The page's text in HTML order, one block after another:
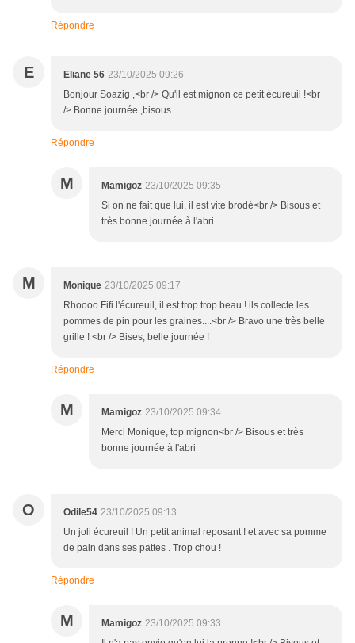
Répondre
E Eliane 56 23/10/2025 09:26
Bonjour Soazig ,<br /> Qu'il est mignon ce petit écureuil !<br
/> Bonne journée ,bisous
Répondre
M Mamigoz 23/10/2025 09:35
Si on ne fait que lui, il est vite brodé<br /> Bisous et
très bonne journée à l'abri
M Monique 23/10/2025 09:17
Rhoooo Fifi l'écureuil, il est trop trop beau ! ils collecte les
pommes de pin pour les graines....<br /> Bravo une très belle
grille ! <br /> Bises, belle journée !
Répondre
M Mamigoz 23/10/2025 09:34
Merci Monique, top mignon<br /> Bisous et très
bonne journée à l'abri
O Odile54 23/10/2025 09:13
Un joli écureuil ! Un petit animal reposant ! et avec sa pomme
de pain dans ses pattes . Trop chou !
Répondre
M Mamigoz 23/10/2025 09:33